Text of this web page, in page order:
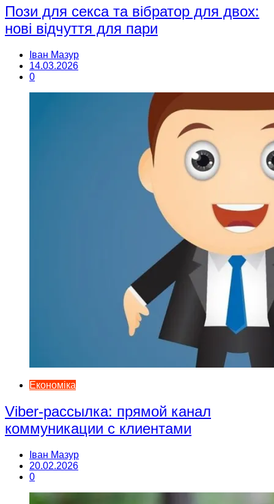
Пози для секса та вібратор для двох:
нові відчуття для пари
Іван Мазур
14.03.2026
0
Економіка
Viber-рассылка: прямой канал
коммуникации с клиентами
Іван Мазур
20.02.2026
0